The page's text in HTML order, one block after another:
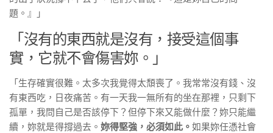
題。』」
「沒有的東西就是沒有，接受這個事
實，它就不會傷害妳。」
「生存確實很難。太多次我覺得太頹喪了。我常常沒有錢、沒
有東西吃，日夜痛苦。有一天我一無所有的坐在那裡，只剩下
孤單，我問自己是否該停下？但停下來又能做什麼？妳只能繼
續，妳就是得撐過去。 妳得堅強，必須如此。 如果妳任憑社會